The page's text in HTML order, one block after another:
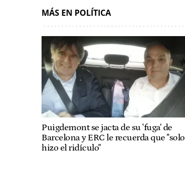
MÁS EN POLÍTICA
Puigdemont se jacta de su 'fuga' de
Barcelona y ERC le recuerda que "solo
hizo el ridículo"